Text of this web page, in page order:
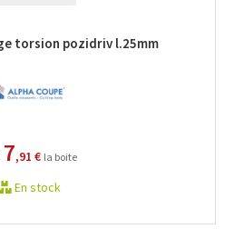
torsion pozidriv l.25mm
7,91 € la boite
En stock